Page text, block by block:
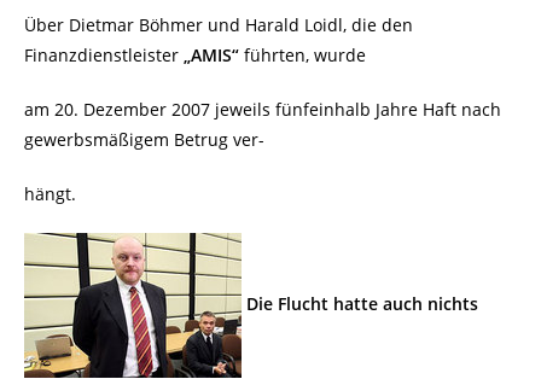
Über Dietmar Böhmer und Harald Loidl, die den
Finanzdienstleister „AMIS“ führten, wurde
am 20. Dezember 2007 jeweils fünfeinhalb Jahre Haft nach
gewerbsmäßigem Betrug ver-
hängt.
Die Flucht hatte auch nichts